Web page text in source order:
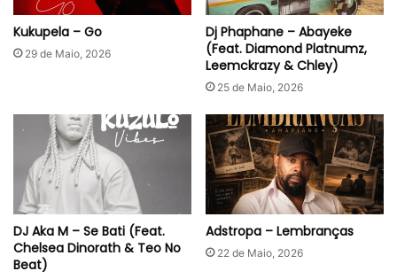
Kukupela – Go
29 de Maio, 2026
Dj Phaphane – Abayeke
(Feat. Diamond Platnumz,
Leemckrazy & Chley)
25 de Maio, 2026
DJ Aka M – Se Bati (Feat.
Chelsea Dinorath & Teo No
Beat)
Adstropa – Lembranças
22 de Maio, 2026